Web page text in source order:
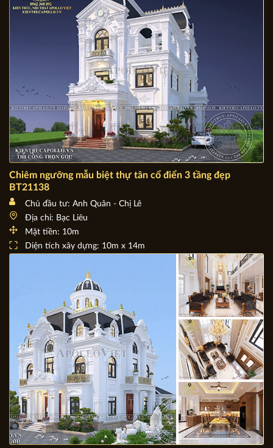
Chiêm ngưỡng mẫu biệt thự tân cổ điển 3 tầng đẹp
BT21138
Chủ đầu tư: Anh Quân - Chị Lê
Diện tích xây dựng: 10m x 14m